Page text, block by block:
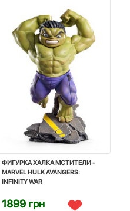
ФИГУРКА ХАЛКА МСТИТЕЛИ -
MARVEL HULK AVANGERS:
INFINITY WAR
1899 грн